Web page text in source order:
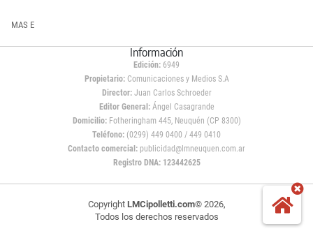
MAS E
Información
Edición: 6949
Propietario:Comunicaciones y Medios S.A
Director: Juan Carlos Schroeder
Editor General:Ángel Casagrande
Domicilio:Fotheringham 445, Neuquén (CP 8300)
Teléfono: (0299) 449 0400 / 449 0410
Contacto comercial: publicidad@lmneuquen.com.ar
Registro DNA: 123442625
Copyright LMCipolletti.com© 2026,
Todos los derechos reservados